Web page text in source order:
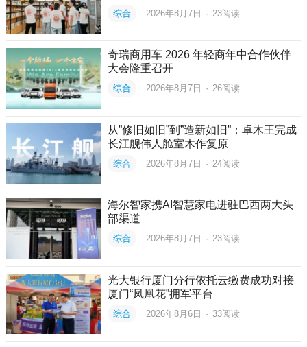
综合 2026年8月7日 · 23阅读
奇瑞商用车 2026 年轻商年中合作伙伴
大会隆重召开
综合 2026年8月7日 · 26阅读
从”修旧如旧”到”造新如旧”：卓木王完成
长江舰伟人舱室木作复原
综合 2026年8月7日 · 24阅读
海尔智家携AI智慧家电进驻巴西两大头
部渠道
综合 2026年8月7日 · 23阅读
光大银行厦门分行依托云缴费成功对接
厦门“凤凰花”拥军平台
综合 2026年8月6日 · 33阅读